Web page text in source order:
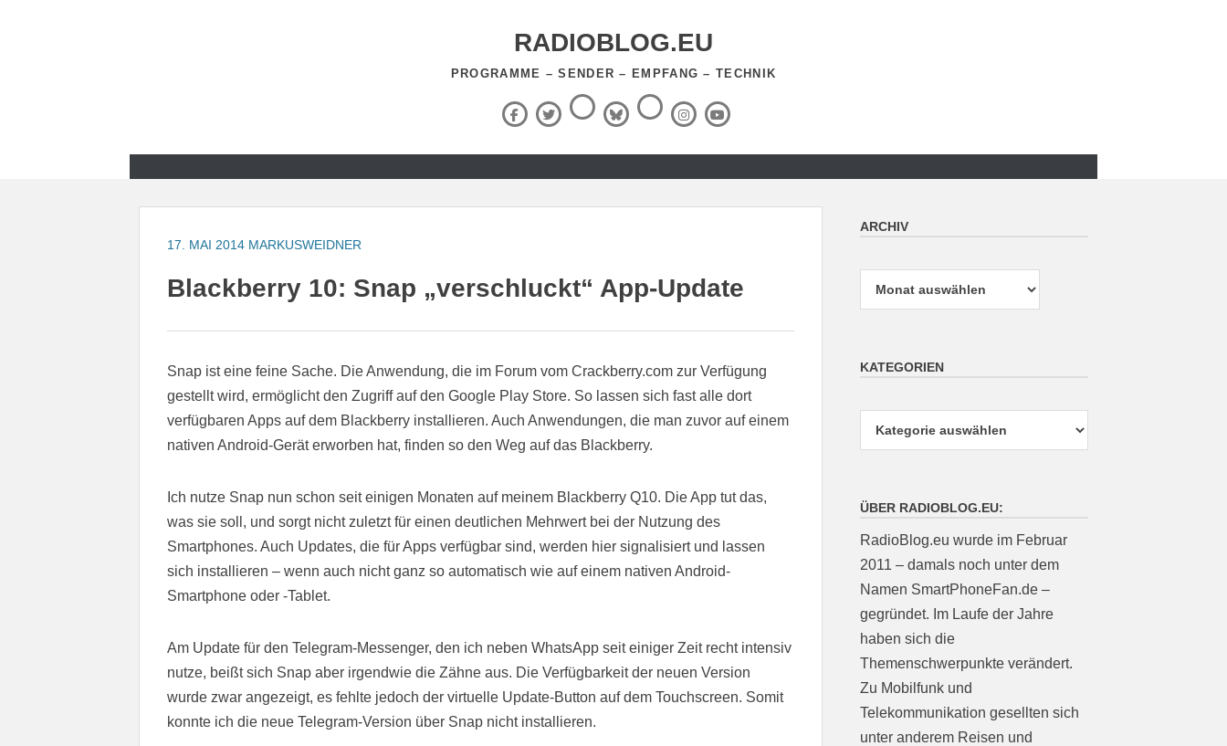
RADIOBLOG.EU
PROGRAMME – SENDER – EMPFANG – TECHNIK
Facebook
X
(Twitter)
ThreadsBlueSky
RSS-
Feed InstagramYouTube
17. MAI 2014 MARKUSWEIDNER
Blackberry 10: Snap „verschluckt“ App-Update
Snap ist eine feine Sache. Die Anwendung, die im Forum vom Crackberry.com zur Verfügung
gestellt wird, ermöglicht den Zugriff auf den Google Play Store. So lassen sich fast alle dort
verfügbaren Apps auf dem Blackberry installieren. Auch Anwendungen, die man zuvor auf einem
nativen Android-Gerät erworben hat, finden so den Weg auf das Blackberry.
Ich nutze Snap nun schon seit einigen Monaten auf meinem Blackberry Q10. Die App tut das,
was sie soll, und sorgt nicht zuletzt für einen deutlichen Mehrwert bei der Nutzung des
Smartphones. Auch Updates, die für Apps verfügbar sind, werden hier signalisiert und lassen
sich installieren – wenn auch nicht ganz so automatisch wie auf einem nativen Android-
Smartphone oder -Tablet.
Am Update für den Telegram-Messenger, den ich neben WhatsApp seit einiger Zeit recht intensiv
nutze, beißt sich Snap aber irgendwie die Zähne aus. Die Verfügbarkeit der neuen Version
wurde zwar angezeigt, es fehlte jedoch der virtuelle Update-Button auf dem Touchscreen. Somit
konnte ich die neue Telegram-Version über Snap nicht installieren.
ARCHIV
KATEGORIEN
ÜBER RADIOBLOG.EU:
RadioBlog.eu wurde im Februar
2011 – damals noch unter dem
Namen SmartPhoneFan.de –
gegründet. Im Laufe der Jahre
haben sich die
Themenschwerpunkte verändert.
Zu Mobilfunk und
Telekommunikation gesellten sich
unter anderem Reisen und